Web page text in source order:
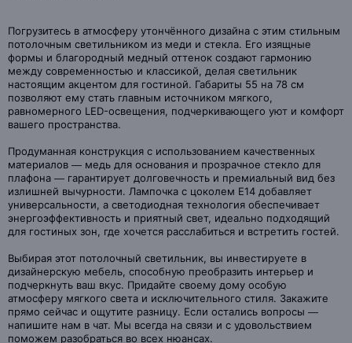
Погрузитесь в атмосферу утончённого дизайна с этим стильным
потолочным светильником из меди и стекла. Его изящные
формы и благородный медный оттенок создают гармонию
между современностью и классикой, делая светильник
настоящим акцентом для гостиной. Габариты 55 на 78 см
позволяют ему стать главным источником мягкого,
равномерного LED-освещения, подчеркивающего уют и комфорт
вашего пространства.
Продуманная конструкция с использованием качественных
материалов — медь для основания и прозрачное стекло для
плафона — гарантирует долговечность и премиальный вид без
излишней вычурности. Лампочка с цоколем E14 добавляет
универсальности, а светодиодная технология обеспечивает
энергоэффективность и приятный свет, идеально подходящий
для гостиных зон, где хочется расслабиться и встретить гостей.
Выбирая этот потолочный светильник, вы инвестируете в
дизайнерскую мебель, способную преобразить интерьер и
подчеркнуть ваш вкус. Придайте своему дому особую
атмосферу мягкого света и исключительного стиля. Закажите
прямо сейчас и ощутите разницу. Если остались вопросы —
напишите нам в чат. Мы всегда на связи и с удовольствием
поможем разобраться во всех нюансах.